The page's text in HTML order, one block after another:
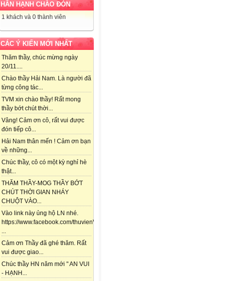
HÂN HẠNH CHÀO ĐÓN
1 khách và 0 thành viên
CÁC Ý KIẾN MỚI NHẤT
Thăm thầy, chúc mừng ngày
20/11....
Chào thầy Hải Nam. Là người đã
từng công tác...
TVM xin chào thầy! Rất mong
thầy bớt chút thời...
Vâng! Cảm ơn cô, rất vui được
đón tiếp cô...
Hải Nam thân mến ! Cảm ơn bạn
về những...
Chúc thầy, cô có một kỳ nghỉ hè
thật...
THĂM THẦY-MOG THẦY BỚT
CHÚT THỜI GIAN NHÁY
CHUỘT VÀO...
Vào link này ủng hộ LN nhé.
https://www.facebook.com/thuvienViolet.vn/posts/118357841688292
...
Cảm ơn Thầy đã ghé thăm. Rất
vui được giao...
Chúc thầy HN năm mới " AN VUI
- HẠNH...